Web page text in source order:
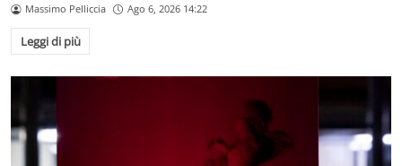
Massimo Pelliccia Ago 6, 2026 14:22
Leggi di più